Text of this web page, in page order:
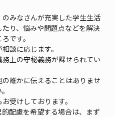
みなさんが充実した学生生活
り、悩みや問題点などを解決
です。
談に応じます。
上の守秘義務が課せられてい
誰かに伝えることはありませ
受けしております。
配慮を希望する場合は、まず